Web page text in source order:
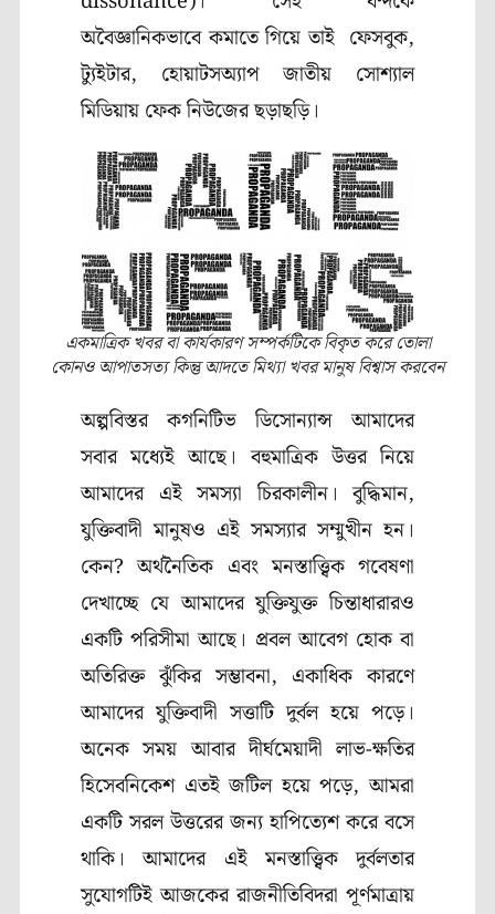
অবৈজ্ঞানিকভাবে কমাতে গিয়ে তাই ফেসবুক,
ট্যুইটার, হোয়াটসঅ্যাপ জাতীয় সোশ্যাল
মিডিয়ায় ফেক নিউজের ছড়াছড়ি।
একমাত্রিক খবর বা কার্যকারণ সম্পর্কটিকে বিকৃত করে তোলা
কোনও আপাতসত্য কিন্তু আদতে মিথ্যা খবর মানুষ বিশ্বাস করবেন
অল্পবিস্তর কগনিটিভ ডিসোন্যান্স আমাদের
সবার মধ্যেই আছে। বহুমাত্রিক উত্তর নিয়ে
আমাদের এই সমস্যা চিরকালীন। বুদ্ধিমান,
যুক্তিবাদী মানুষও এই সমস্যার সম্মুখীন হন।
কেন? অর্থনৈতিক এবং মনস্তাত্ত্বিক গবেষণা
দেখাচ্ছে যে আমাদের যুক্তিযুক্ত চিন্তাধারারও
একটি পরিসীমা আছে। প্রবল আবেগ হোক বা
অতিরিক্ত ঝুঁকির সম্ভাবনা, একাধিক কারণে
আমাদের যুক্তিবাদী সত্তাটি দুর্বল হয়ে পড়ে।
অনেক সময় আবার দীর্ঘমেয়াদী লাভ-ক্ষতির
হিসেবনিকেশ এতই জটিল হয়ে পড়ে, আমরা
একটি সরল উত্তরের জন্য হাপিত্যেশ করে বসে
থাকি। আমাদের এই মনস্তাত্ত্বিক দুর্বলতার
সুযোগটিই আজকের রাজনীতিবিদরা পূর্ণমাত্রায়